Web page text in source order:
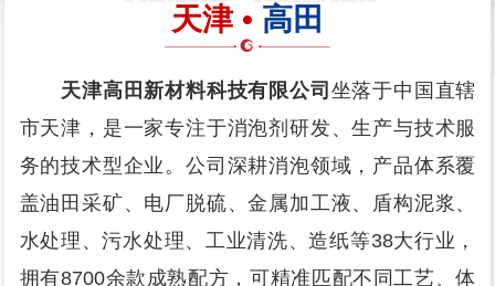
天津 • 高田
天津高田新材料科技有限公司 坐落于中国直辖
市天津，是一家专注于消泡剂研发、生产与技术服
务的技术型企业。公司深耕消泡领域，产品体系覆
盖油田采矿、电厂脱硫、金属加工液、盾构泥浆、
水处理、污水处理、工业清洗、造纸等38大行业，
拥有8700余款成熟配方，可精准匹配不同工艺、体